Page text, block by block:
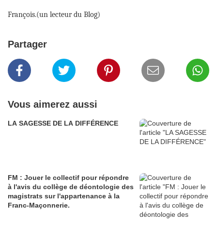
François.(un lecteur du Blog)
Partager
Vous aimerez aussi
LA SAGESSE DE LA DIFFÉRENCE
FM : Jouer le collectif pour répondre
à l'avis du collège de déontologie des
magistrats sur l'appartenance à la
Franc-Maçonnerie.